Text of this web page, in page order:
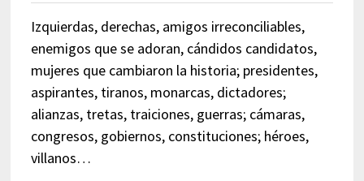
Izquierdas, derechas, amigos irreconciliables,
enemigos que se adoran, cándidos candidatos,
mujeres que cambiaron la historia; presidentes,
aspirantes, tiranos, monarcas, dictadores;
alianzas, tretas, traiciones, guerras; cámaras,
congresos, gobiernos, constituciones; héroes,
villanos…